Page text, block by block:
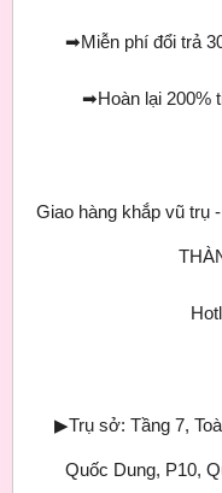
➡Miễn phí đổi trả
➡Hoàn lại 200%
Giao hàng khắp vũ trụ
▶Trụ sở: Tầng 7,
Quốc Dung, P10,